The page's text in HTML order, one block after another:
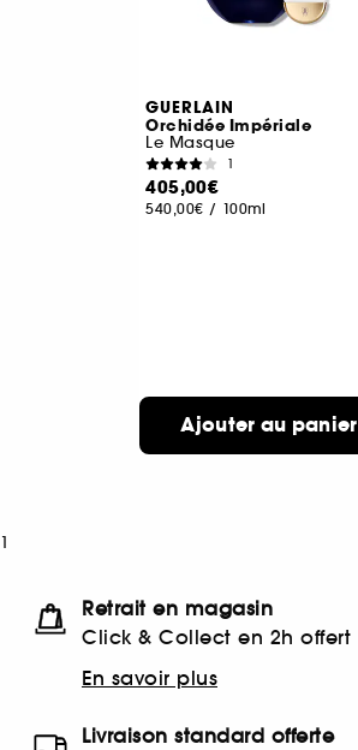
GUERLAIN
Orchidée Impériale
Le Masque
1
405,00€
540,00€ / 100ml
Ajouter au panier
1
Retrait en magasin
Click & Collect en 2h offert
En savoir plus
Livraison standard offerte